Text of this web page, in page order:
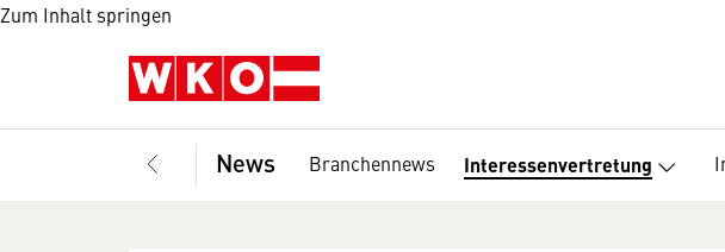
Zum Inhalt springen
News Branchennews Interessenvertretung